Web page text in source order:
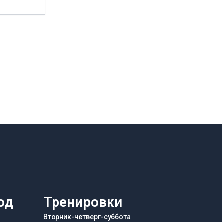
Тренировки
Вторник-четверг-суббота